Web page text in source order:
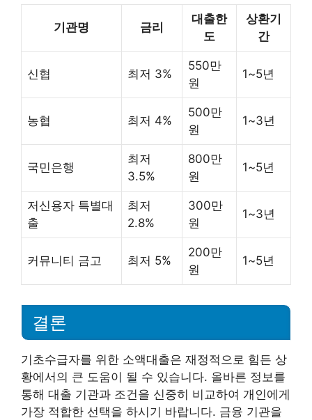
기관명 금리
대출한
도
상환기
간
신협 최저 3%
550만
원
1~5년
농협 최저 4%
500만
원
1~3년
국민은행
최저
3.5%
800만
원
1~5년
저신용자 특별대
출
최저
2.8%
300만
원
1~3년
커뮤니티 금고 최저 5%
200만
원
1~5년
결론
기초수급자를 위한 소액대출은 재정적으로 힘든 상
황에서의 큰 도움이 될 수 있습니다. 올바른 정보를
통해 대출 기관과 조건을 신중히 비교하여 개인에게
가장 적합한 선택을 하시기 바랍니다. 금융 기관을